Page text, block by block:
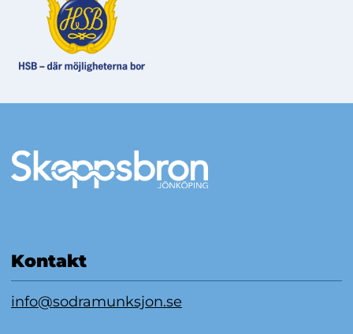
Kontakt
info@sodramunksjon.se